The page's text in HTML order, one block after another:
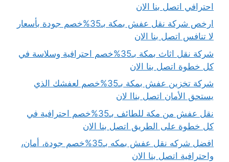
احترافي اتصل بنا الان
ارخص شركة نقل عفش بمكة بـ35%خصم جودة بأسعار
لا تنافس اتصل بنا الان
شركة نقل اثاث بمكة بـ35%خصم احترافية وسلاسة في
كل خطوة اتصل بنا الان
شركة تخزين عفش بمكة بـ35%خصم لعفشك الذي
يستحق الأمان اتصل بناا لان
نقل عفش من مكة للطائف بـ35%خصم احترافية في
كل خطوة على الطريق اتصل بنا الان
افضل شركه نقل عفش بمكه بـ35%خصم جودة، أمان،
واحترافية اتصل بنا الان